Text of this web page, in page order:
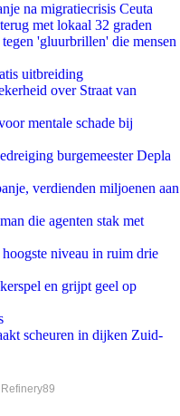
na migratiecrisis Ceuta
met lokaal 32 graden
'gluurbrillen' die mensen
uitbreiding
over Straat van
mentale schade bij
burgemeester Depla
verdienden miljoenen aan
die agenten stak met
niveau in ruim drie
en grijpt geel op
scheuren in dijken Zuid-